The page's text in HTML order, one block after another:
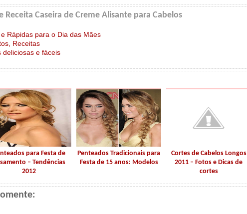
Caseira de Creme Alisante para Cabelos
Rápidas para o Dia das Mães
Receitas
deliciosas e fáceis
para Festa de
– Tendências
2012
Penteados Tradicionais para
Festa de 15 anos: Modelos
Cortes de Cabelos Longos
2011 – Fotos e Dicas de
cortes